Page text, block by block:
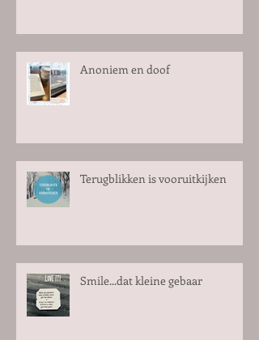
Anoniem en doof
Terugblikken is vooruitkijken
Smile...dat kleine gebaar